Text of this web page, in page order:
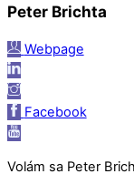
Peter Brichta
Webpage
Facebook
Volám sa Peter